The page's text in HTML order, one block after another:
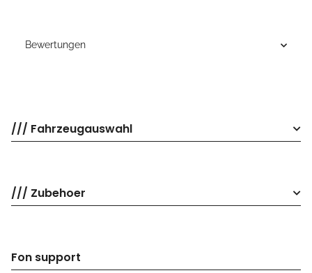
Bewertungen
/// Fahrzeugauswahl
/// Zubehoer
Fon support